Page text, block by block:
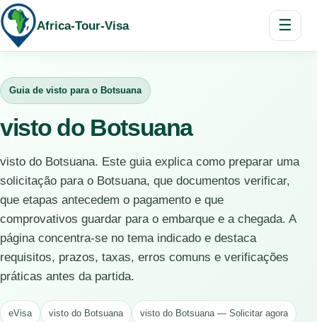
Africa-Tour-Visa ☰
Guia de visto para o Botsuana
visto do Botsuana
visto do Botsuana. Este guia explica como preparar uma
solicitação para o Botsuana, que documentos verificar,
que etapas antecedem o pagamento e que
comprovativos guardar para o embarque e a chegada. A
página concentra-se no tema indicado e destaca
requisitos, prazos, taxas, erros comuns e verificações
práticas antes da partida.
eVisa visto do Botsuana visto do Botsuana — Solicitar agora